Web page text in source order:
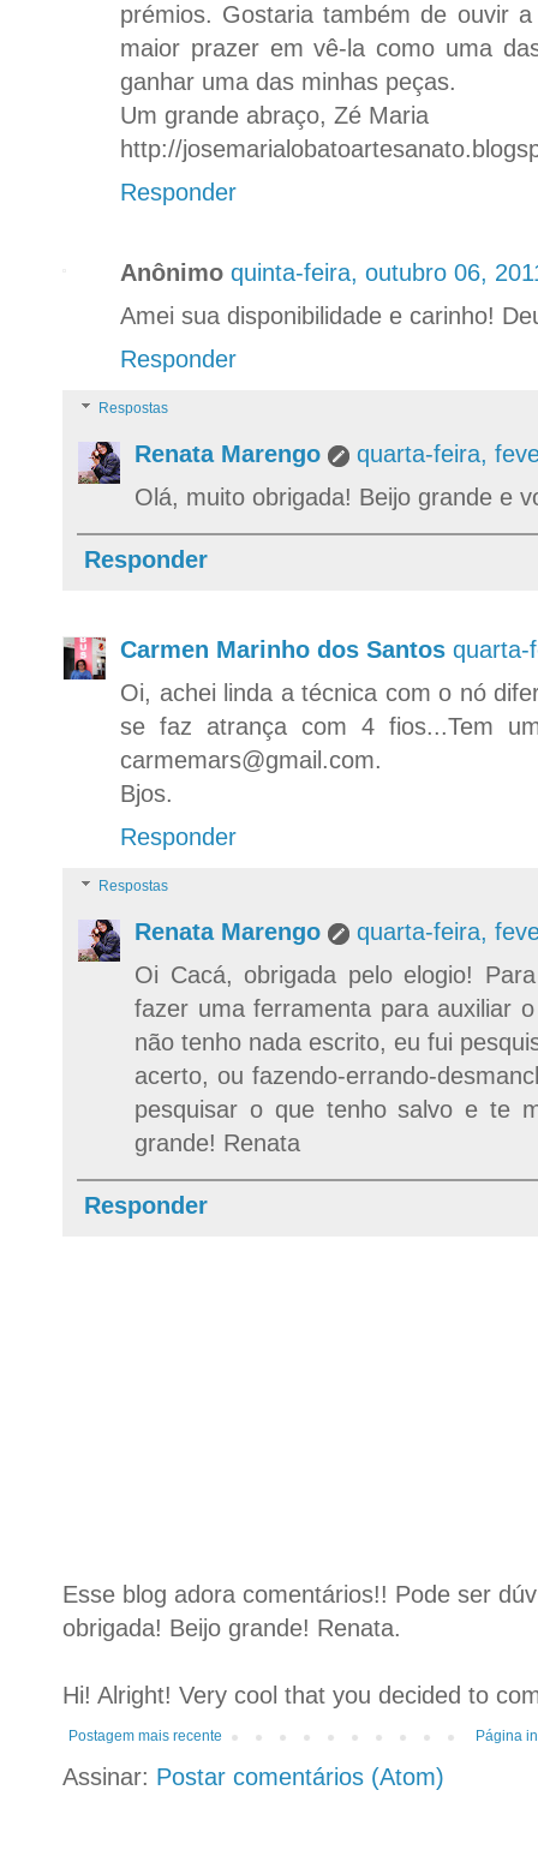
prémios. Gostaria também de ouvir
maior prazer em vê-la como uma
ganhar uma das minhas peças.
Um grande abraço, Zé Maria
http://
Responder
Anônimo quinta-feira, outubro 06,
Amei sua disponibilidade e carinho!
Responder
Respostas
Renata Marengo
quarta-feira,
Olá, muito obrigada! Beijo grande e
Responder
Carmen Marinho dos Santos quarta-
Oi, achei linda a técnica com o nó
se faz atrança com 4 fios...Tem
carmemars@gmail.com.
Bjos.
Responder
Respostas
Renata Marengo
quarta-feira,
Oi Cacá, obrigada pelo elogio!
fazer uma ferramenta para auxiliar
não tenho nada escrito, eu fui
acerto, ou fazendo-errando-
pesquisar o que tenho salvo e te
grande! Renata
Responder
Esse blog adora comentários!! Pode ser
obrigada! Beijo grande! Renata.
Hi! Alright! Very cool that you decided to
Postagem mais recente Página
Assinar: Postar comentários (Atom)